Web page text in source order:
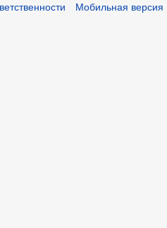
Мобильная версия